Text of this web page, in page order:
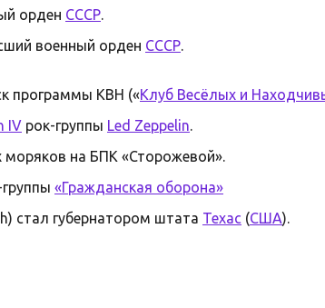
орден СССР.
военный орден СССР.
программы КВН («Клуб Весёлых и
IV рок-группы Led Zeppelin.
моряков на БПК «Сторожевой».
«Гражданская оборона»
стал губернатором штата Техас (США).